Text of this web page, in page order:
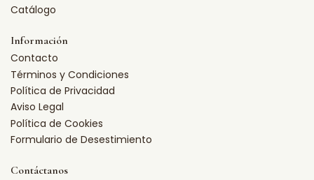
Catálogo
Información
Contacto
Términos y Condiciones
Política de Privacidad
Aviso Legal
Política de Cookies
Formulario de Desestimiento
Contáctanos